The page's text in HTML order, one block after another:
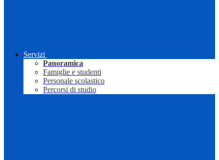
Servizi
Panoramica
Famiglie e studenti
Personale scolastico
Percorsi di studio